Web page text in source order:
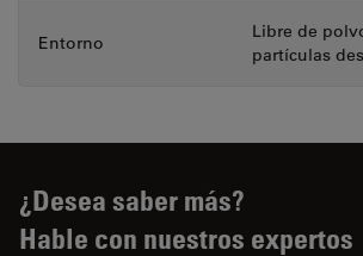
Entorno
Libre de
partículas
¿Desea saber más?
Hable con nuestros expertos